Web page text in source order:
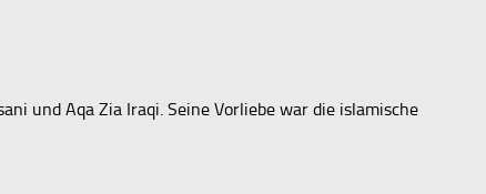
und Aqa Zia Iraqi. Seine Vorliebe war die islamische